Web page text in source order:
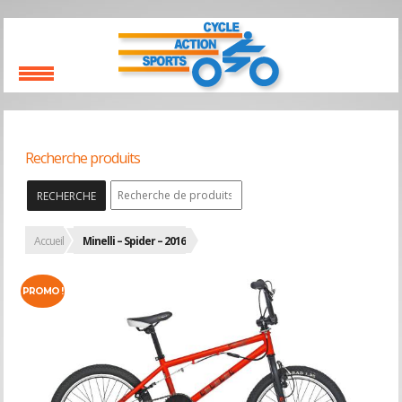
Recherche produits
RECHERCHE
Accueil Minelli – Spider – 2016
PROMO !